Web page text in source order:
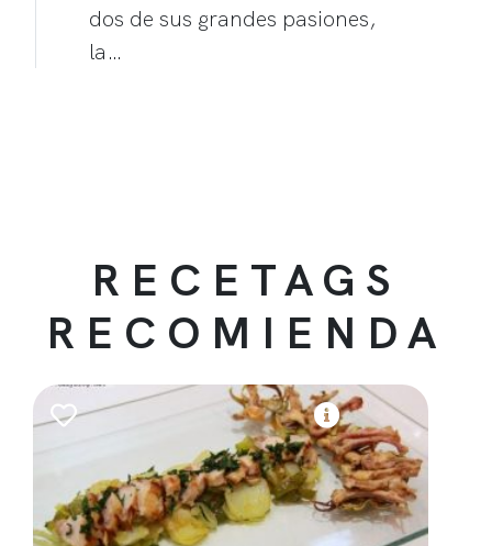
dos de sus grandes pasiones,
la…
RECETAGS
RECOMIENDA